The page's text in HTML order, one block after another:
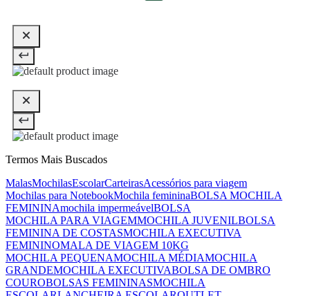
Termos Mais Buscados
MalasMochilasEscolarCarteirasAcessórios para viagem
Mochilas para NotebookMochila femininaBOLSA MOCHILA
FEMININAmochila impermeávelBOLSA
MOCHILA PARA VIAGEMMOCHILA JUVENILBOLSA
FEMININA DE COSTASMOCHILA EXECUTIVA
FEMININOMALA DE VIAGEM 10KG
MOCHILA PEQUENAMOCHILA MÉDIAMOCHILA
GRANDEMOCHILA EXECUTIVABOLSA DE OMBRO
COUROBOLSAS FEMININASMOCHILA